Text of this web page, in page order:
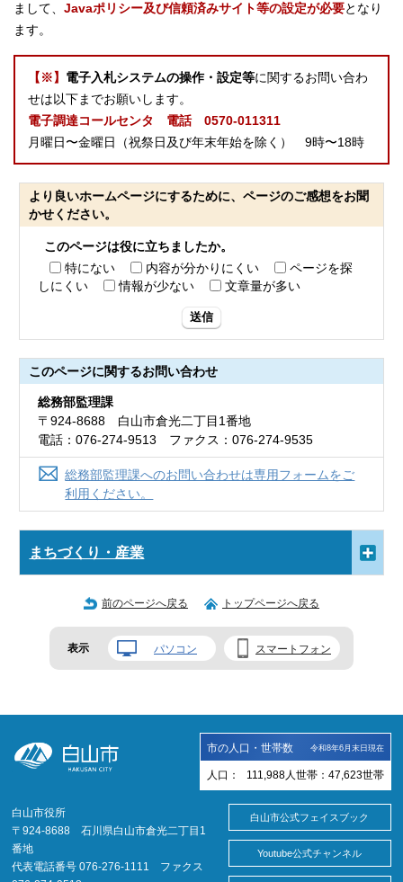
まして、 Javaポリシー及び信頼済みサイト等の設定が必要となり
ます。
【※】 電子入札システムの操作・設定等に関するお問い合わ
せは以下までお願いします。
電子調達コールセンタ 電話 0570-011311
月曜日〜金曜日（祝祭日及び年末年始を除く） 9時〜18時
より良いホームページにするために、ページのご感想をお聞
かせください。
このページは役に立ちましたか。
特にない
内容が分かりにくい
ページを探
しにくい
情報が少ない 文章量が多い
送信
このページに関するお問い合わせ
総務部監理課
〒924-8688 白山市倉光二丁目1番地
電話：076-274-9513 ファクス：076-274-9535
総務部監理課へのお問い合わせは専用フォームをご
利用ください。
まちづくり・産業
前のページへ戻る トップページへ戻る
表示 パソコン スマートフォン
市の人口・世帯数 令和8年6月末日現在
人口： 111,988 人 世帯： 47,623世帯
白山市役所
〒924-8688 石川県白山市倉光二丁目1
番地
代表電話番号 076-276-1111 ファクス
白山市公式フェイスブック
Youtube公式チャンネル